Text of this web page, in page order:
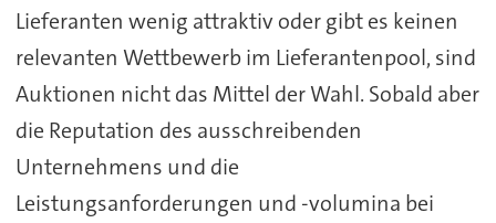
Lieferanten wenig attraktiv oder gibt es keinen
relevanten Wettbewerb im Lieferantenpool, sind
Auktionen nicht das Mittel der Wahl. Sobald aber
die Reputation des ausschreibenden
Unternehmens und die
Leistungsanforderungen und -volumina bei